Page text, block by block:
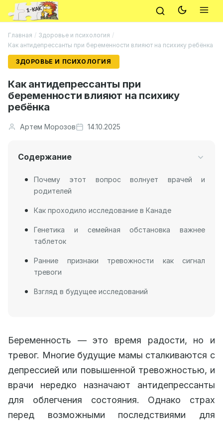
Главная / Здоровье и психология /
Как антидепрессанты при беременности влияют на психику ребёнка
ЗДОРОВЬЕ И ПСИХОЛОГИЯ
Как антидепрессанты при
беременности влияют на психику
ребёнка
Артем Морозов 14.10.2025
Содержание
Почему этот вопрос волнует врачей и
родителей
Как проходило исследование в Канаде
Генетика и семейная обстановка важнее
таблеток
Ранние признаки тревожности как сигнал
тревоги
Взгляд в будущее исследований
Беременность — это время радости, но и
тревог. Многие будущие мамы сталкиваются с
депрессией или повышенной тревожностью, и
врачи нередко назначают антидепрессанты
для облегчения состояния. Однако страх
перед возможными последствиями для